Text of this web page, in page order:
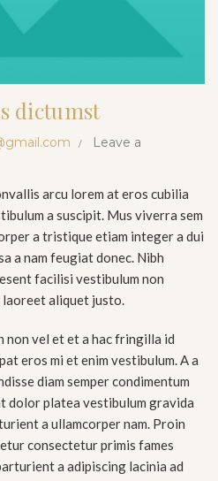
dictumst
Leave a
arcu lorem at eros cubilia
a suscipit. Mus viverra sem
a tristique etiam integer a dui
a nam feugiat donec. Nibh
facilisi vestibulum non
aliquet justo.
non vel et et a hac fringilla id
eros mi et enim vestibulum. A a
diam semper condimentum
dolor platea vestibulum gravida
a ullamcorper nam. Proin
consectetur primis fames
a adipiscing lacinia ad